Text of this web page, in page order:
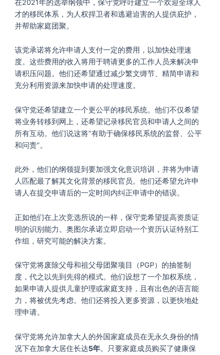
在2021年的选举纲领中，保守党呼吁建立一个欢迎全球人
才的移民体系，为人权捍卫者和逃避迫害的人提供庇护，
并帮助家庭团聚。
该党承诺将允许申请人支付一定的费用，以加快处理速
度。这些费用的收入将用于聘请更多的工作人员来解决申
请积压问题。他们还希望通过减少繁文缛节、精简申请和
充分利用资源来加快申请的处理速度。
保守党还希望建立一个更公平的移民系统。他们不仅希望
将业务转移到网上，还希望记录移民官员和申请人之间的
所有互动。他们说这将“有助于确保移民系统的监督、公平
和问责”。
此外，他们的纲领提到要加强文化意识培训，并将为申请
人匹配最了解其文化背景的移民官员。他们还希望允许申
请人在提交申请后的一定时间内纠正申请中的错误。
正如他们在上次竞选所说的一样，保守党希望提高资质证
明的识别能力。奥图尔承诺立即启动一个资历认证特别工
作组，研究可能的解决方案。
保守党将废除父母和祖父母团聚项目（PGP）的抽签制
度，代之以先到先得的模式。他们设想了一个加权系统，
如果申请人提供儿童护理或家庭支持，且有出色的语言能
力，将被优先考虑。他们还将投入更多资源，以更快地处
理申请。
保守党将允许加拿大人的外国家庭成员在无永久身份的情
况下在加拿大居住长达5年。只要家庭成员购买了健康保